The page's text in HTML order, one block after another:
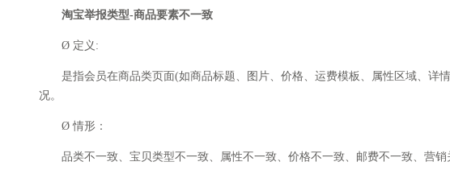
淘宝举报类型-商品要素不一致
Ø 定义:
是指会员在商品类页面(如商品标题、图片、价格、运费模板、属性区域、详
况。
Ø 情形：
品类不一致、宝贝类型不一致、属性不一致、价格不一致、邮费不一致、营销